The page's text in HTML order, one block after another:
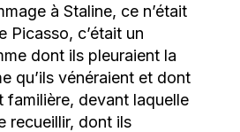
à Staline, ce n’était
Picasso, c’était un
dont ils pleuraient la
qu’ils vénéraient et dont
familière, devant laquelle
recueillir, dont ils